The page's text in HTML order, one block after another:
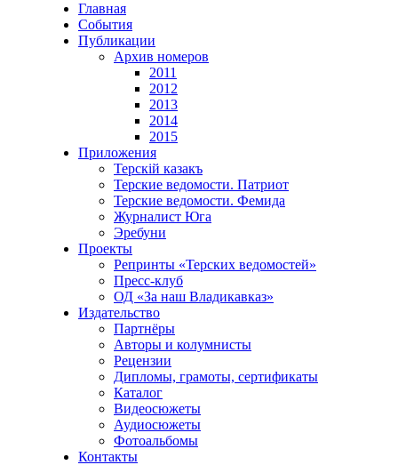
Главная
События
Публикации
Архив номеров
2011
2012
2013
2014
2015
Приложения
Терскiй казакъ
Терские ведомости. Патриот
Терские ведомости. Фемида
Журналист Юга
Эребуни
Проекты
Репринты «Терских ведомостей»
Пресс-клуб
ОД «За наш Владикавказ»
Издательство
Партнёры
Авторы и колумнисты
Рецензии
Дипломы, грамоты, сертификаты
Каталог
Видеосюжеты
Аудиосюжеты
Фотоальбомы
Контакты